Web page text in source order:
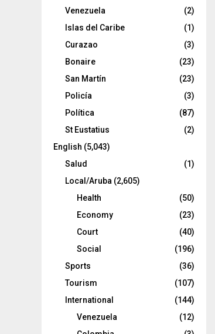
Venezuela
(2)
Islas del Caribe
(1)
Curazao
(3)
Bonaire
(23)
San Martín
(23)
Policía
(3)
Política
(87)
St Eustatius
(2)
English (5,043)
Salud
(1)
Local/Aruba (2,605)
Health
(50)
Economy
(23)
Court
(40)
Social
(196)
Sports
(36)
Tourism
(107)
International
(144)
Venezuela
(12)